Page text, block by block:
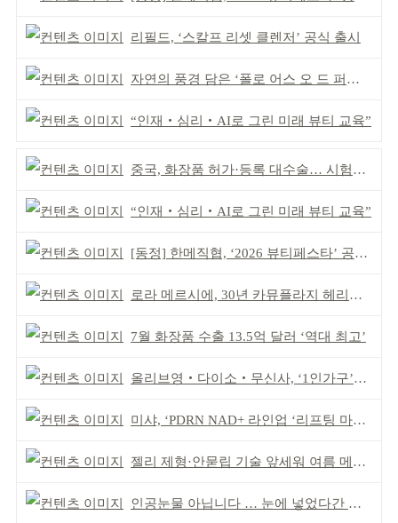
리필드, ‘스칼프 리셋 클렌저’ 공식 출시
자연의 풍경 담은 ‘폴로 어스 오 드 퍼퓸’ 4종 출시
“인재‧심리‧AI로 그린 미래 뷰티 교육”
중국, 화장품 허가·등록 대수술… 시험자료 공용 허용
“인재‧심리‧AI로 그린 미래 뷰티 교육”
[동정] 한메직협, ‘2026 뷰티페스타’ 공동 주최
로라 메르시에, 30년 카뮤플라지 헤리티지 담아
7월 화장품 수출 13.5억 달러 ‘역대 최고’
올리브영‧다이소‧무신사, ‘1인가구’가 이끈다
미샤, ‘PDRN NAD+ 라인업 ‘리프팅 마스크’ 출시
젤리 제형·안묻립 기술 앞세워 여름 메이크업 시장 공략
인공눈물 아닙니다 … 눈에 넣었다간 각막 손상